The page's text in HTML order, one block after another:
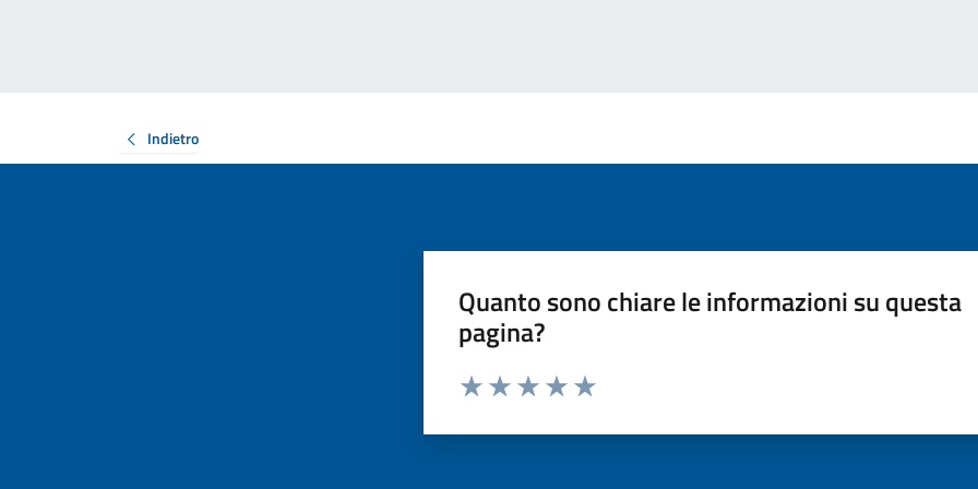
Indietro
Quanto sono chiare le informazioni su questa
pagina?
Valuta da 1 a 5 stelle la pagina